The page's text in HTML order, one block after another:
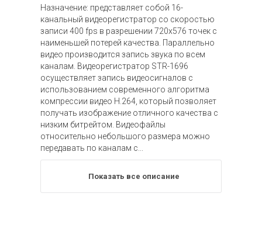
Назначение: представляет собой 16-
канальный видеорегистратор со скоростью
записи 400 fps в разрешении 720х576 точек с
наименьшей потерей качества. Параллельно
видео производится запись звука по всем
каналам. Видеорегистратор STR-1696
осуществляет запись видеосигналов с
использованием современного алгоритма
компрессии видео H.264, который позволяет
получать изображение отличного качества с
низким битрейтом. Видеофайлы
относительно небольшого размера можно
передавать по каналам с...
Показать все описание